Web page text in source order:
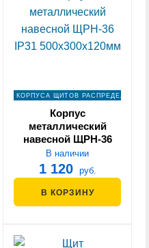
КОРПУСА ЩИТОВ РАСПРЕДЕЛЕНИЯ
Корпус
металлический
навесной ЩРН-36
IP31 500х300х120мм
В наличии
1 120 руб.
В КОРЗИНУ